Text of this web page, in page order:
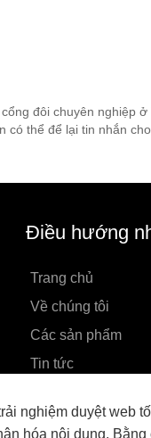
đôi chuyên nghiệp
thể để lại tin nhắn
nghiệm duyệt web
hóa nội dung. Bằng
Điều hướng
Trang chủ
Về chúng tôi
Các sản phẩm
Tin tức
Gửi yêu cầu